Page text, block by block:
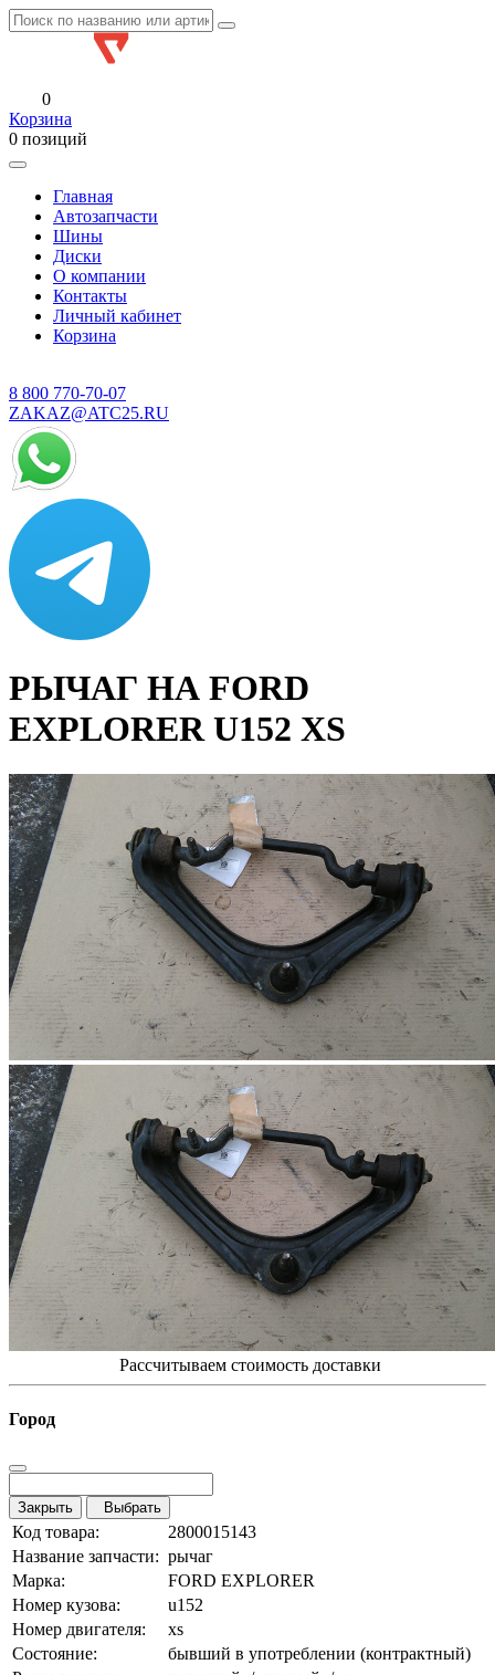
0
Корзина
0 позиций
Главная
Автозапчасти
Шины
Диски
О компании
Контакты
Личный кабинет
Корзина
8 800 770-70-07
ZAKAZ@ATC25.RU
РЫЧАГ НА FORD
EXPLORER U152 XS
Рассчитываем стоимость доставки
Город
Закрыть Выбрать
Код товара:
2800015143
Название запчасти: рычаг
Марка:
FORD EXPLORER
Номер кузова:
u152
Номер двигателя:
xs
Состояние:
бывший в употреблении (контрактный)